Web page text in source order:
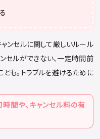
ンセルに関して厳しいルール
セルができない、一定時間前
も。トラブルを避けるために
時間や、キャンセル料の有